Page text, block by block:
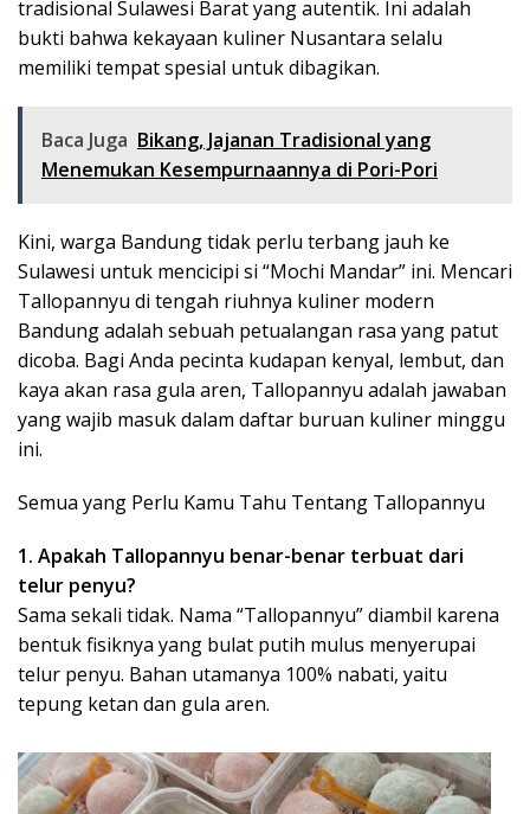
tradisional Sulawesi Barat yang autentik. Ini adalah
bukti bahwa kekayaan kuliner Nusantara selalu
memiliki tempat spesial untuk dibagikan.
Baca Juga Bikang, Jajanan Tradisional yang
Menemukan Kesempurnaannya di Pori-Pori
Kini, warga Bandung tidak perlu terbang jauh ke
Sulawesi untuk mencicipi si “Mochi Mandar” ini. Mencari
Tallopannyu di tengah riuhnya kuliner modern
Bandung adalah sebuah petualangan rasa yang patut
dicoba. Bagi Anda pecinta kudapan kenyal, lembut, dan
kaya akan rasa gula aren, Tallopannyu adalah jawaban
yang wajib masuk dalam daftar buruan kuliner minggu
ini.
Semua yang Perlu Kamu Tahu Tentang Tallopannyu
1. Apakah Tallopannyu benar-benar terbuat dari
telur penyu?
Sama sekali tidak. Nama “Tallopannyu” diambil karena
bentuk fisiknya yang bulat putih mulus menyerupai
telur penyu. Bahan utamanya 100% nabati, yaitu
tepung ketan dan gula aren.